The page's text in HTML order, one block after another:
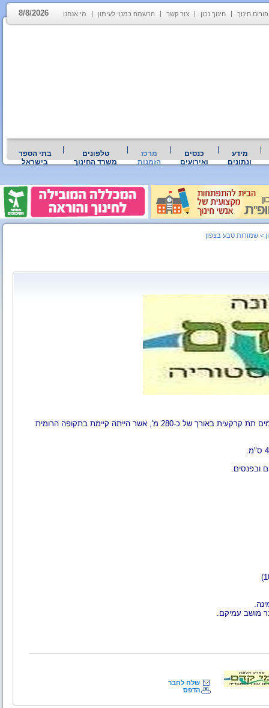
פורום חינוך חינוך נכון צור קשר הרשמה כמנוי לעיתון מי אנחנו 8/8/2026
מידע
ונתונים
כנסים
ואירועים
מרכז
הזמנות
טלפונים
משרד החינוך
בתי הספר
בישראל
> שמורות טבע בצפון
הוא אתר ארכיאולוגי בו שוחזרה נקבת מים תת קרקעית באורך של כ-280 מ', אשר הייתה קיימת בתקופה הרומית
ובפנסים.
מושב עמיקם.
שלח לחבר
הדפס